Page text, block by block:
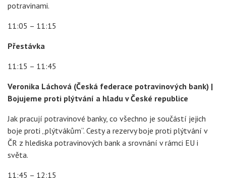
potravinami.
11:05 – 11:15
Přestávka
11:15 – 11:45
Veronika Láchová (Česká federace potravinových bank) |
Bojujeme proti plýtvání a hladu v České republice
Jak pracují potravinové banky, co všechno je součástí jejich
boje proti „plýtvákům“. Cesty a rezervy boje proti plýtvání v
ČR z hlediska potravinových bank a srovnání v rámci EU i
světa.
11:45 – 12:15